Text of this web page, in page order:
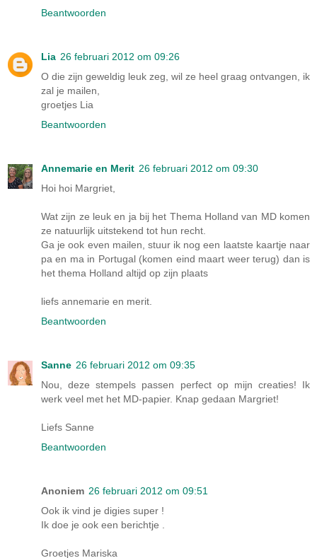
Beantwoorden
Lia 26 februari 2012 om 09:26
O die zijn geweldig leuk zeg, wil ze heel graag ontvangen, ik
zal je mailen,
groetjes Lia
Beantwoorden
Annemarie en Merit 26 februari 2012 om 09:30
Hoi hoi Margriet,
Wat zijn ze leuk en ja bij het Thema Holland van MD komen
ze natuurlijk uitstekend tot hun recht.
Ga je ook even mailen, stuur ik nog een laatste kaartje naar
pa en ma in Portugal (komen eind maart weer terug) dan is
het thema Holland altijd op zijn plaats
liefs annemarie en merit.
Beantwoorden
Sanne 26 februari 2012 om 09:35
Nou, deze stempels passen perfect op mijn creaties! Ik
werk veel met het MD-papier. Knap gedaan Margriet!
Liefs Sanne
Beantwoorden
Anoniem 26 februari 2012 om 09:51
Ook ik vind je digies super !
Ik doe je ook een berichtje .
Groetjes Mariska